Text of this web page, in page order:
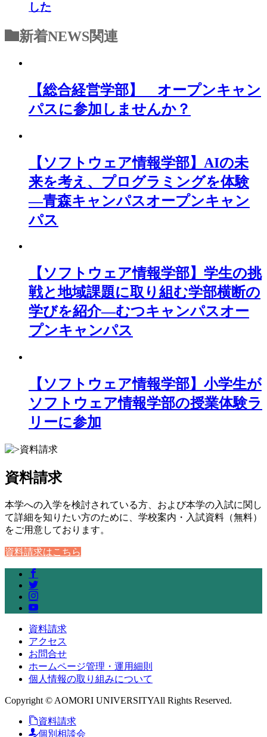
した
新着NEWS関連
【総合経営学部】 オープンキャン
パスに参加しませんか？
【ソフトウェア情報学部】AIの未
来を考え、プログラミングを体験
―青森キャンパスオープンキャン
パス
【ソフトウェア情報学部】学生の挑
戦と地域課題に取り組む学部横断の
学びを紹介―むつキャンパスオー
プンキャンパス
【ソフトウェア情報学部】小学生が
ソフトウェア情報学部の授業体験ラ
リーに参加
資料請求
本学への入学を検討されている方、および本学の入試に関し
て詳細を知りたい方のために、学校案内・入試資料（無料）
をご用意しております。
資料請求はこちら
資料請求
アクセス
お問合せ
ホームページ管理・運用細則
個人情報の取り組みについて
Copyright © AOMORI UNIVERSITYAll Rights Reserved.
資料請求
個別相談会